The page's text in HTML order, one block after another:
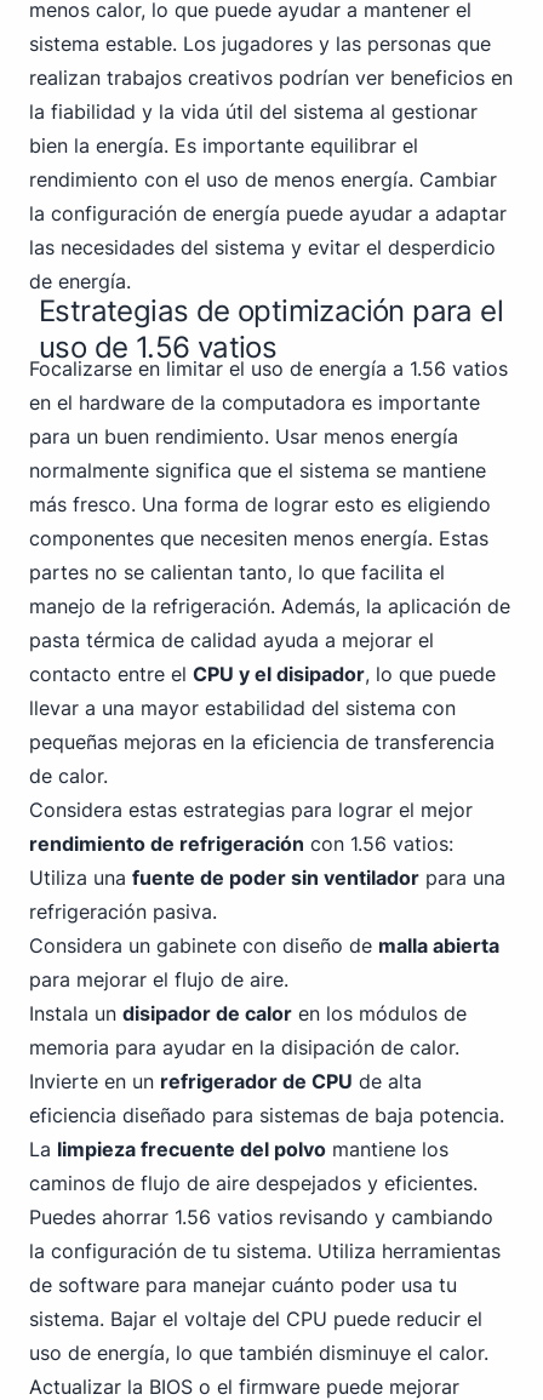
menos calor, lo que puede ayudar a mantener el
sistema estable. Los jugadores y las personas que
realizan trabajos creativos podrían ver beneficios en
la fiabilidad y la vida útil del sistema al gestionar
bien la energía. Es importante equilibrar el
rendimiento con el uso de menos energía. Cambiar
la configuración de energía puede ayudar a adaptar
las necesidades del sistema y evitar el desperdicio
de energía.
Estrategias de optimización para el
uso de 1.56 vatios
Focalizarse en limitar el uso de energía a 1.56 vatios
en el hardware de la computadora es importante
para un buen rendimiento. Usar menos energía
normalmente significa que el sistema se mantiene
más fresco. Una forma de lograr esto es eligiendo
componentes que necesiten menos energía. Estas
partes no se calientan tanto, lo que facilita el
manejo de la refrigeración. Además, la aplicación de
pasta térmica de calidad ayuda a mejorar el
contacto entre el CPU y el disipador, lo que puede
llevar a una mayor estabilidad del sistema con
pequeñas mejoras en la eficiencia de transferencia
de calor.
Considera estas estrategias para lograr el mejor
rendimiento de refrigeración con 1.56 vatios:
Utiliza una fuente de poder sin ventilador para una
refrigeración pasiva.
Considera un gabinete con diseño de malla abierta
para mejorar el flujo de aire.
Instala un disipador de calor en los módulos de
memoria para ayudar en la disipación de calor.
Invierte en un refrigerador de CPU de alta
eficiencia diseñado para sistemas de baja potencia.
La limpieza frecuente del polvo mantiene los
caminos de flujo de aire despejados y eficientes.
Puedes ahorrar 1.56 vatios revisando y cambiando
la configuración de tu sistema. Utiliza herramientas
de software para manejar cuánto poder usa tu
sistema. Bajar el voltaje del CPU puede reducir el
uso de energía, lo que también disminuye el calor.
Actualizar la BIOS o el firmware puede mejorar